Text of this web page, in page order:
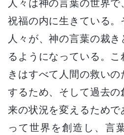
人々は神の言葉の世界
祝福の内に生きている
人々が、神の言葉の裁
るようになっている。
きはすべて人間の救い
するため、そして過去
来の状況を変えるため
って世界を創造し、言